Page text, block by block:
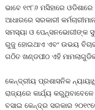
ଭାବେ ୧୯୮୬ ମସିହାରେ
ଆଧାରରେ ସରକାରୀ
ସମସ୍ୟା ଓ ପେନ୍‍ସନଭୋଗୀଙ୍କ
ରୁଜୁ ହୋଇଥାଏ ଏବଂ ଉଭୟ
ଗଠିତ ଖଣ୍ଡପୀଠ ଏହି
କେନ୍ଦ୍ରୀୟ ପ୍ରଶାସନିକ
ରାଜ୍ୟରେ କାର୍ଯ୍ୟ
ବସାଇ କେନ୍ଦ୍ର ସରକାର